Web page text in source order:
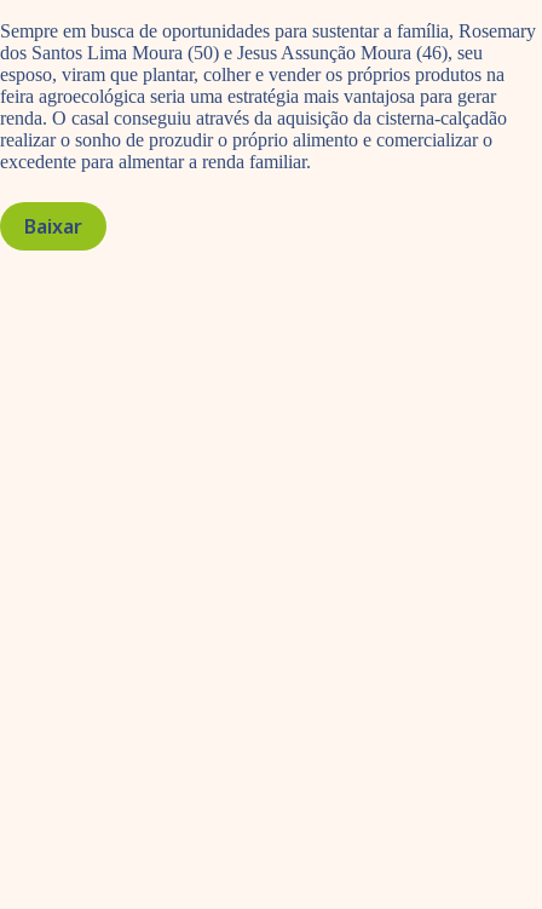
Sempre em busca de oportunidades para sustentar a família, Rosemary
dos Santos Lima Moura (50) e Jesus Assunção Moura (46), seu
esposo, viram que plantar, colher e vender os próprios produtos na
feira agroecológica seria uma estratégia mais vantajosa para gerar
renda. O casal conseguiu através da aquisição da cisterna-calçadão
realizar o sonho de prozudir o próprio alimento e comercializar o
excedente para almentar a renda familiar.
Baixar